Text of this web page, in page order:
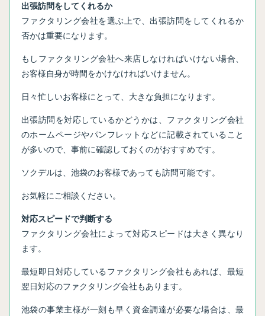
出張訪問をしてくれるか
ファクタリング会社を選ぶ上で、出張訪問をしてくれるか
否かは重要になります。
もしファクタリング会社へ来店しなければいけない場合、
お客様自身が時間をかけなければいけません。
日々忙しいお客様にとって、大きな負担になります。
出張訪問を対応しているかどうかは、ファクタリング会社
のホームページやパンフレットなどに記載されていること
が多いので、事前に確認しておくのがおすすめです。
ソクデルは、池袋のお客様であっても訪問可能です。
お気軽にご相談ください。
対応スピードで判断する
ファクタリング会社によって対応スピードは大きく異なり
ます。
最短即日対応しているファクタリング会社もあれば、最短
翌日対応のファクタリング会社もあります。
池袋の事業主様が一刻も早く資金調達が必要な場合は、最